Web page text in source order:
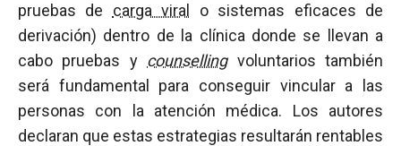
pruebas de carga viral
o sistemas eficaces de
derivación) dentro de la clínica donde se llevan a
cabo pruebas y counselling voluntarios también
será fundamental para conseguir vincular a las
personas con la atención médica. Los autores
declaran que estas estrategias resultarán rentables